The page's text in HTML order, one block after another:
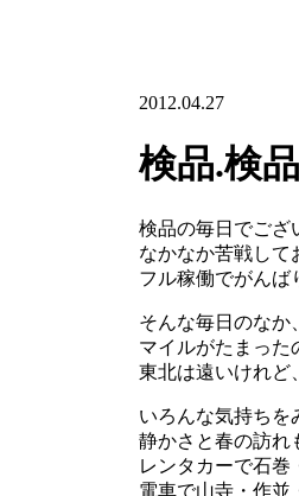
2012.04.27
検品.検
検品の毎日でござ
なかなか苦戦して
フル稼働でがんば
そんな毎日のなか
マイルがたまった
東北は遠いけれど
いろんな気持ちを
静かさと春の訪れ
レンタカーで石巻
電車で山寺・作並